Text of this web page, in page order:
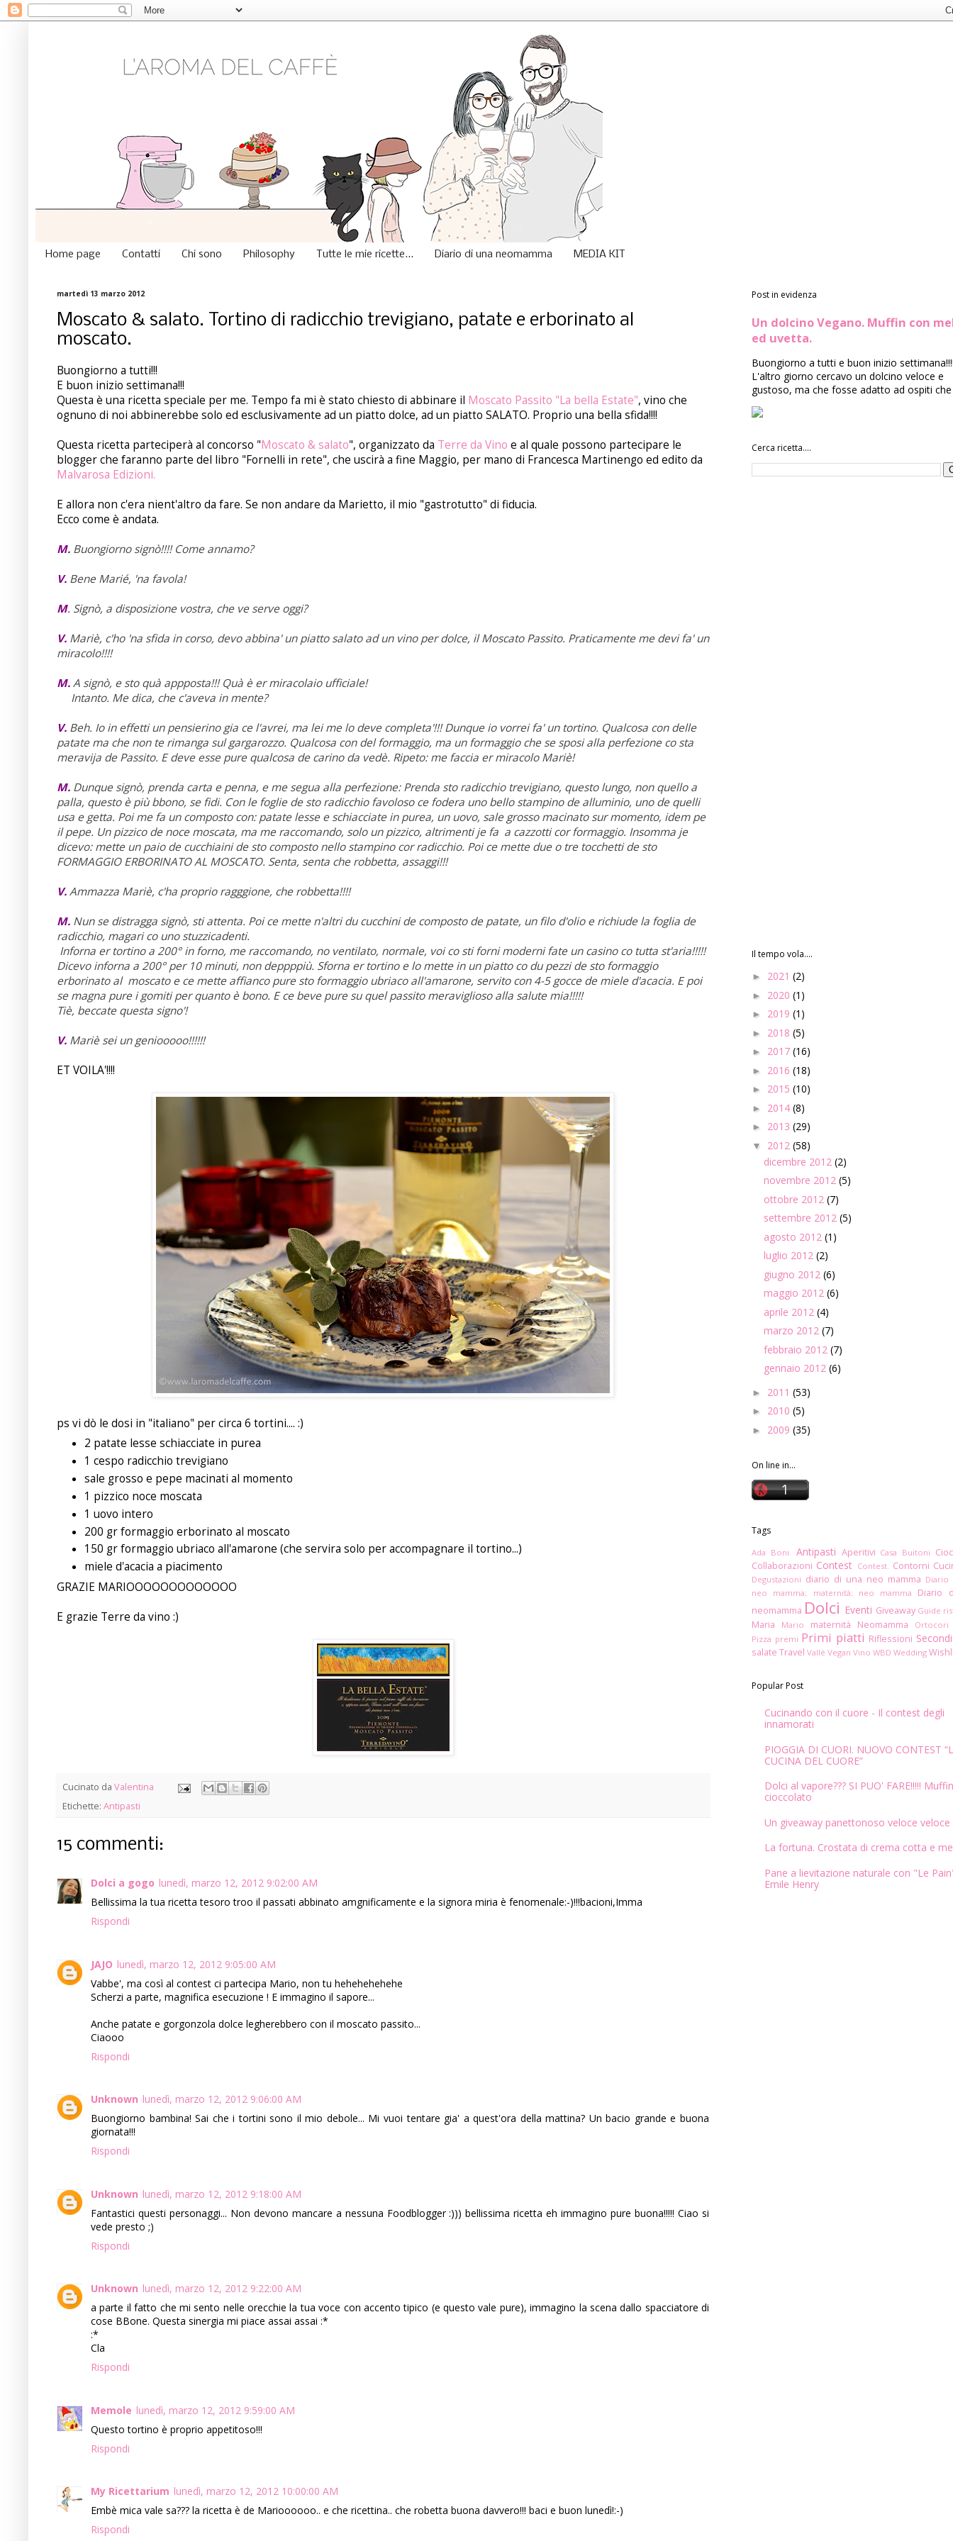
Home page Contatti Chi sono Philosophy Tutte le mie ricette... Diario di una neomamma MEDIA KIT
martedì 13 marzo 2012
Moscato & salato. Tortino di radicchio trevigiano, patate e erborinato al
moscato.
Buongiorno a tutti!!!
E buon inizio settimana!!!
Questa è una ricetta speciale per me. Tempo fa mi è stato chiesto di abbinare il Moscato Passito "La bella Estate", vino che
ognuno di noi abbinerebbe solo ed esclusivamente ad un piatto dolce, ad un piatto SALATO. Proprio una bella sfida!!!!
Questa ricetta parteciperà al concorso "Moscato & salato", organizzato da Terre da Vino e al quale possono partecipare le
blogger che faranno parte del libro "Fornelli in rete", che uscirà a fine Maggio, per mano di Francesca Martinengo ed edito da
Malvarosa Edizioni.
E allora non c'era nient'altro da fare. Se non andare da Marietto, il mio "gastrotutto" di fiducia.
Ecco come è andata.
M. Buongiorno signò!!!! Come annamo?
V. Bene Marié, 'na favola!
M. Signò, a disposizione vostra, che ve serve oggi?
V. Mariè, c'ho 'na sfida in corso, devo abbina' un piatto salato ad un vino per dolce, ilMoscato Passito. Praticamente me devi fa' un
miracolo!!!!
M.A signò, e sto quà appposta!!! Quà è er miracolaio ufficiale!
Intanto. Me dica, che c'aveva in mente?
V. Beh. Io in effetti un pensierino gia ce l'avrei, ma lei me lo deve completa'!!! Dunque io vorrei fa' un tortino. Qualcosa con delle
patate ma che non te rimanga sul gargarozzo. Qualcosa con del formaggio, ma un formaggio che se sposi alla perfezione co sta
meravija de Passito. E deve esse pure qualcosa de carino da vedè. Ripeto: me faccia er miracolo Mariè!
M. Dunque signò, prenda carta e penna, e me segua alla perfezione: Prenda sto radicchio trevigiano, questo lungo, non quello a
palla, questo è più bbono, se fidi. Con le foglie de sto radicchio favoloso ce fodera uno bello stampino de alluminio, uno de quelli
usa e getta. Poi me fa un composto con: patate lesse e schiacciate in purea, un uovo, sale grosso macinato sur momento, idem pe
il pepe. Un pizzico de noce moscata, ma me raccomando, solo un pizzico, altrimenti je fa a cazzotti cor formaggio. Insomma je
dicevo: mette un paio de cucchiaini de sto composto nello stampino cor radicchio. Poi ce mette due o tre tocchetti de sto
FORMAGGIO ERBORINATO AL MOSCATO. Senta, senta che robbetta, assaggi!!!
V.Ammazza Mariè, c'ha proprio ragggione, che robbetta!!!!
M. Nun se distragga signò, sti attenta. Poi ce mette n'altri du cucchini de composto de patate, un filo d'olio e richiude la foglia de
radicchio, magari co uno stuzzicadenti.
Inforna er tortino a 200° in forno, me raccomando, no ventilato, normale, voi co sti forni moderni fate un casino co tutta st'aria!!!!!
Dicevo inforna a 200° per 10 minuti, non deppppiù. Sforna er tortino e lo mette in un piatto co du pezzi de sto formaggio
erborinato al moscato e ce mette affianco pure sto formaggio ubriaco all'amarone, servito con 4-5 gocce de miele d'acacia. E poi
se magna pure i gomiti per quanto è bono. E ce beve pure su quel passito meraviglioso alla salute mia!!!!!
Tiè, beccate questa signo'!
V. Mariè sei un geniooooo!!!!!!
ET VOILA'!!!!
ps vi dò le dosi in "italiano" per circa 6 tortini.... :)
2 patate lesse schiacciate in purea
1 cespo radicchio trevigiano
sale grosso e pepe macinati al momento
1 pizzico noce moscata
1 uovo intero
200 gr formaggio erborinato al moscato
150 gr formaggio ubriaco all'amarone (che servira solo per accompagnare il tortino...)
miele d'acacia a piacimento
GRAZIE MARIOOOOOOOOOOOOO
E grazie Terre da vino :)
Cucinato da Valentina
Etichette: Antipasti
15 commenti:
Dolci a gogo lunedì, marzo 12, 2012 9:02:00 AM
Bellissima la tua ricetta tesoro troo il passati abbinato amgnificamente e la signora miria è fenomenale:-)!!!bacioni,Imma
Rispondi
JAJO lunedì, marzo 12, 2012 9:05:00 AM
Vabbe', ma così al contest ci partecipa Mario, non tu hehehehehehe
Scherzi a parte, magnifica esecuzione ! E immagino il sapore...
Anche patate e gorgonzola dolce legherebbero con il moscato passito...
Ciaooo
Rispondi
Unknown lunedì, marzo 12, 2012 9:06:00 AM
Buongiorno bambina! Sai che i tortini sono il mio debole... Mi vuoi tentare gia' a quest'ora della mattina? Un bacio grande e buona
giornata!!!
Rispondi
Unknown lunedì, marzo 12, 2012 9:18:00 AM
Fantastici questi personaggi... Non devono mancare a nessuna Foodblogger :))) bellissima ricetta eh immagino pure buona!!!!! Ciao si
vede presto ;)
Rispondi
Unknown lunedì, marzo 12, 2012 9:22:00 AM
a parte il fatto che mi sento nelle orecchie la tua voce con accento tipico (e questo vale pure), immagino la scena dallo spacciatore di
cose BBone. Questa sinergia mi piace assai assai :*
:*
Cla
Rispondi
Memole lunedì, marzo 12, 2012 9:59:00 AM
Questo tortino è proprio appetitoso!!!
Rispondi
My Ricettarium lunedì, marzo 12, 2012 10:00:00 AM
Embè mica vale sa??? la ricetta è de Marioooooo.. e che ricettina.. che robetta buona davvero!!! baci e buon lunedì!:-)
Rispondi
Post in evidenza
Un dolcino Vegano. Muffin con
ed uvetta.
Buongiorno a tutti e buon inizio
L'altro giorno cercavo un dolcino veloce e
gustoso, ma che fosse adatto ad ospiti che
Cerca ricetta....
Il tempo vola....
► 2021 (2)
► 2020 (1)
► 2019 (1)
► 2018 (5)
► 2017 (16)
► 2016 (18)
► 2015 (10)
► 2014 (8)
► 2013 (29)
▼ 2012 (58)
dicembre 2012 (2)
novembre 2012 (5)
ottobre 2012 (7)
settembre 2012 (5)
agosto 2012 (1)
luglio 2012 (2)
giugno 2012 (6)
maggio 2012 (6)
aprile 2012 (4)
marzo 2012 (7)
febbraio 2012 (7)
gennaio 2012 (6)
► 2011 (53)
► 2010 (5)
► 2009 (35)
On line in...
Tags
Ada Boni. Antipasti Aperitivi Casa Buitoni
Collaborazioni Contest Contest. Contorni
Degustazioni diario di una neo mamma Diario
neo mamma; maternità; neo mamma
Diario
neomamma Dolci Eventi Giveaway Guide
Maria Mario maternità Neomamma
Ortocori
Pizza premi Primi piatti Riflessioni Secondi
salate Travel Vallè Vegan Vino WBD Wedding
Popular Post
Cucinando con il cuore - Il contest degli
innamorati
PIOGGIA DI CUORI. NUOVO CONTEST
CUCINA DEL CUORE”
Dolci al vapore??? SI PUO' FARE!!!!!
cioccolato
Un giveaway panettonoso veloce veloce
La fortuna. Crostata di crema cotta e
Pane a lievitazione naturale con "Le
Emile Henry